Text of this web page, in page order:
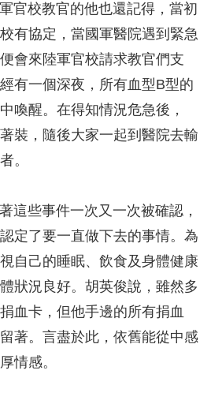
校教官的他也還記得，當初
有協定，當國軍醫院遇到緊急
會來陸軍官校請求教官們支
有一個深夜，所有血型B型的
喚醒。在得知情況危急後，
裝，隨後大家一起到醫院去輸
。
些事件一次又一次被確認，
定了要一直做下去的事情。為
自己的睡眠、飲食及身體健康
狀況良好。胡英俊說，雖然多
血卡，但他手邊的所有捐血
著。言盡於此，依舊能從中感
情感。